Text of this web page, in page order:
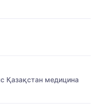
Қазақстан медицина